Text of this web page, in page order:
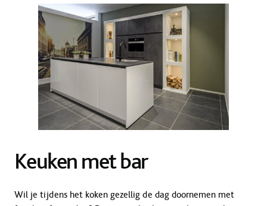
Keuken met bar
Wil je tijdens het koken gezellig de dag doornemen met